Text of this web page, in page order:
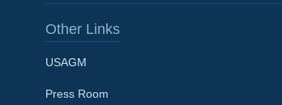
ဘာသာစကားများ
Other Links
USAGM
Press Room